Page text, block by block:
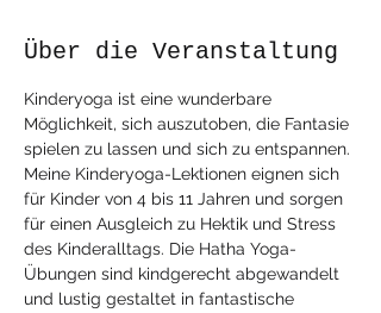
Über die Veranstaltung
Kinderyoga ist eine wunderbare
Möglichkeit, sich auszutoben, die Fantasie
spielen zu lassen und sich zu entspannen.
Meine Kinderyoga-Lektionen eignen sich
für Kinder von 4 bis 11 Jahren und sorgen
für einen Ausgleich zu Hektik und Stress
des Kinderalltags. Die Hatha Yoga-
Übungen sind kindgerecht abgewandelt
und lustig gestaltet in fantastische